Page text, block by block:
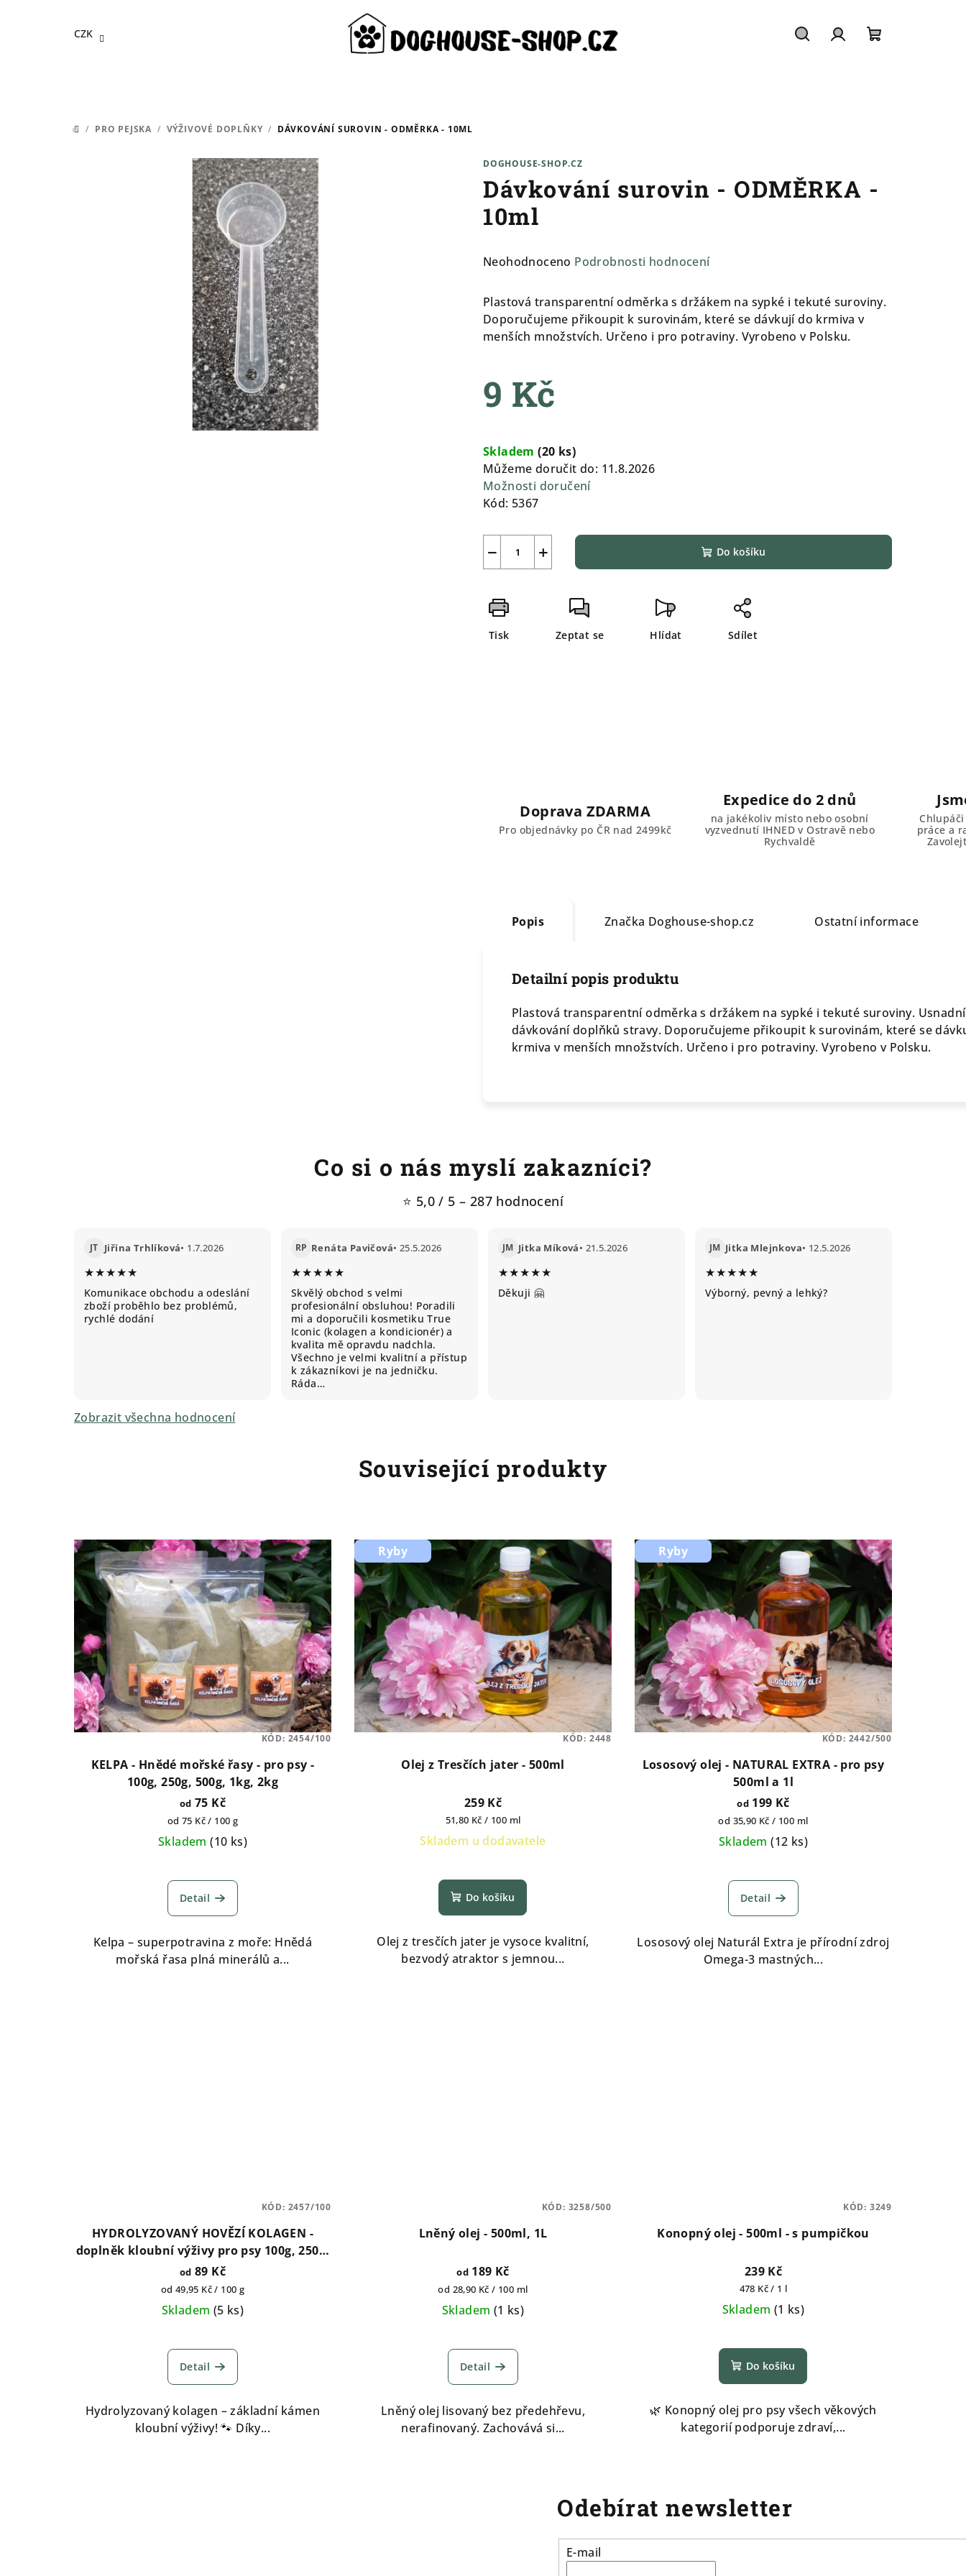
CZK
DOMŮ
/ PRO PEJSKA / VÝŽIVOVÉ DOPLŇKY / DÁVKOVÁNÍ SUROVIN - ODMĚRKA - 10ML
DOGHOUSE-SHOP.CZ
Dávkování surovin - ODMĚRKA -
10ml
Průměrné
produktu
je
hvězdiček.
Neohodnoceno Podrobnosti hodnocení
Plastová transparentní odměrka s držákem na sypké i tekuté suroviny.
Doporučujeme přikoupit k surovinám, které se dávkují do krmiva v
menších množstvích. Určeno i pro potraviny. Vyrobeno v Polsku.
9 Kč
cena:
Skladem(20 ks)
Můžeme doručit do: 11.8.2026
Možnosti doručení
Kód: 5367
+
− Do košíku
Tisk Zeptat se Hlídat Sdílet
Doprava ZDARMA
Pro objednávky po ČR nad 2499kč
Expedice do 2 dnů
na jakékoliv místo nebo osobní
vyzvednutí IHNED v Ostravě nebo
Rychvaldě
práce a
Popis Značka Doghouse-shop.cz Ostatní informace
Detailní popis produktu
Plastová transparentní odměrka s držákem na sypké i tekuté suroviny. Usnadní
dávkování doplňků stravy. Doporučujeme přikoupit k surovinám, které se
krmiva v menších množstvích. Určeno i pro potraviny. Vyrobeno v Polsku.
Co si o nás myslí zakazníci?
⭐ 5,0 / 5 – 287 hodnocení
JT Jiřina Trhlíková• 1.7.2026
★★★★★
Komunikace obchodu a odeslání
zboží proběhlo bez problémů,
rychlé dodání
RP Renáta Pavičová• 25.5.2026
★★★★★
Skvělý obchod s velmi
profesionální obsluhou! Poradili
mi a doporučili kosmetiku True
Iconic (kolagen a kondicionér) a
kvalita mě opravdu nadchla.
Všechno je velmi kvalitní a přístup
k zákazníkovi je na jedničku.
Ráda…
JM Jitka Míková• 21.5.2026
★★★★★
Děkuji 🤗
JM Jitka Mlejnkova• 12.5.2026
★★★★★
Výborný, pevný a lehký?
Zobrazit všechna hodnocení
Související produkty
KELPA - Hnědé mořské řasy - pro psy -
100g, 250g, 500g, 1kg, 2kg
od 75 Kč
Měrná
cena:
od 75 Kč / 100 g
Skladem(10 ks)
hodnocení
produktu
je
5,0
z
Detail
Kelpa – superpotravina z moře: Hnědá
mořská řasa plná minerálů a...
KÓD: 2454/100
Ryby
Olej z Tresčích jater - 500ml
259 Kč
Měrná
cena:
51,80 Kč / 100 ml
Skladem u dodavatele
Do košíku
Olej z tresčích jater je vysoce kvalitní,
bezvodý atraktor s jemnou...
KÓD: 2448
Ryby
Lososový olej - NATURAL EXTRA - pro psy
500ml a 1l
od199 Kč
Měrná
cena:
od 35,90 Kč / 100 ml
Skladem(12 ks)
hodnocení
produktu
je
5,0
z
Detail
Lososový olej Naturál Extra je přírodní zdroj
Omega-3 mastných...
KÓD: 2442/500
HYDROLYZOVANÝ HOVĚZÍ KOLAGEN -
doplněk kloubní výživy pro psy 100g, 250g,
500g, 1kg, 2kg
od 89 Kč
Měrná
cena:
od 49,95 Kč / 100 g
Skladem (5 ks)
hodnocení
produktu
je
5,0
z
5
Detail
Hydrolyzovaný kolagen – základní kámen
kloubní výživy! 🐾 Díky...
KÓD: 2457/100
Lněný olej - 500ml, 1L
od189 Kč
Měrná
cena:
od 28,90 Kč / 100 ml
Skladem (1 ks)
hodnocení
produktu
je
5,0
z
Detail
Lněný olej lisovaný bez předehřevu,
nerafinovaný. Zachovává si...
KÓD: 3258/500
Konopný olej - 500ml - s pumpičkou
239 Kč
Měrná
cena:
478 Kč / 1 l
Skladem (1 ks)
hodnocení
produktu
je
5,0
z
Do košíku
🌿 Konopný olej pro psy všech věkových
kategorií podporuje zdraví,...
KÓD: 3249
Odebírat newsletter
E-mail